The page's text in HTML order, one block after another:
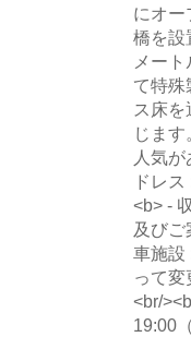
にオー
橋を設
メー
て特殊
ス床
じま
人気
ドレ
<b> -
及びご
車施設
って
<br/
19:00